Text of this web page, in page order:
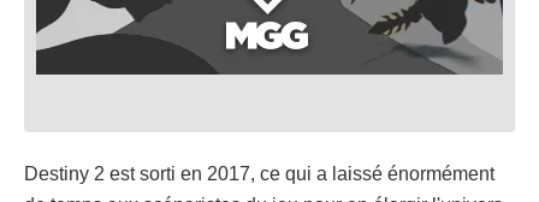
Destiny 2 est sorti en 2017, ce qui a laissé énormément